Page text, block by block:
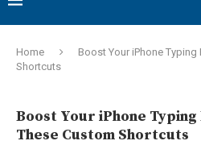
Home
Boost Your iPhone
Shortcuts
Boost Your iPhone
These Custom Shortcuts